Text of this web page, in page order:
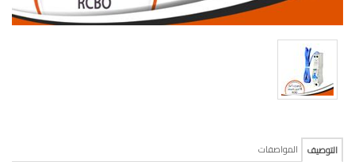
التوصيف المواصفات